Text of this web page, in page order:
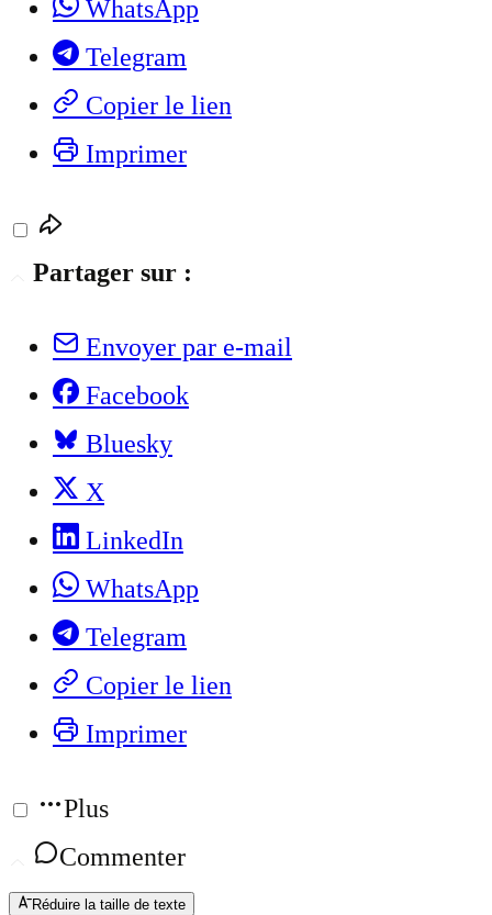
WhatsApp
Telegram
Copier le lien
Imprimer
Partager sur :
Envoyer par e-mail
Facebook
Bluesky
X
LinkedIn
WhatsApp
Telegram
Copier le lien
Imprimer
Plus
Commenter
Réduire la taille de texte